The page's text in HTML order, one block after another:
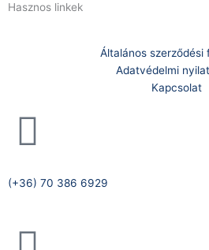
Hasznos linkek
Általános szerződési
Adatvédelmi
Kapcsolat
(+36) 70 386 6929